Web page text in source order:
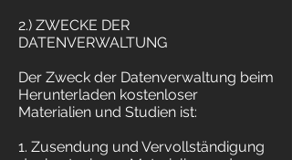
2.) ZWECKE DER
DATENVERWALTUNG
Der Zweck der Datenverwaltung beim
Herunterladen kostenloser
Materialien und Studien ist:
1. Zusendung und Vervollständigung